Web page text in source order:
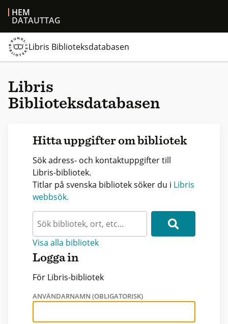
HEM
DATAUTTAG
Libris Biblioteksdatabasen
Libris
Biblioteksdatabasen
Hitta uppgifter om bibliotek
Sök adress- och kontaktuppgifter till
Libris-bibliotek.
Titlar på svenska bibliotek söker du i Libris
webbsök.
Visa alla bibliotek
Logga in
För Libris-bibliotek
ANVÄNDARNAMN (OBLIGATORISK)